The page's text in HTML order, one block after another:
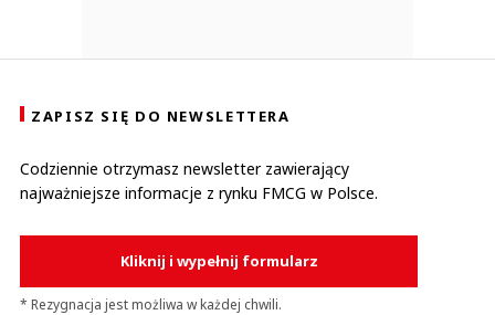
ZAPISZ SIĘ DO NEWSLETTERA
Codziennie otrzymasz newsletter zawierający
najważniejsze informacje z rynku FMCG w Polsce.
Kliknij i wypełnij formularz
* Rezygnacja jest możliwa w każdej chwili.